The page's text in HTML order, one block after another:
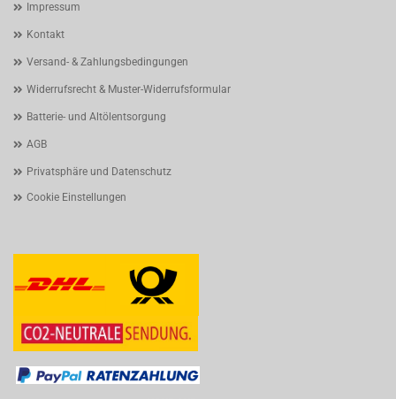
Impressum
Kontakt
Versand- & Zahlungsbedingungen
Widerrufsrecht & Muster-Widerrufsformular
Batterie- und Altölentsorgung
AGB
Privatsphäre und Datenschutz
Cookie Einstellungen